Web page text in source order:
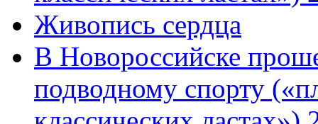
Живопись сердца
В Новороссийске
подводному спорту